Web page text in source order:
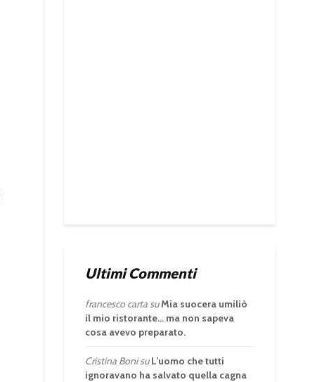
Ultimi Commenti
francesco cartasuMia suocera umiliò
il mio ristorante… ma non sapeva
cosa avevo preparato.
Cristina BonisuL’uomo che tutti
ignoravano ha salvato quella cagna